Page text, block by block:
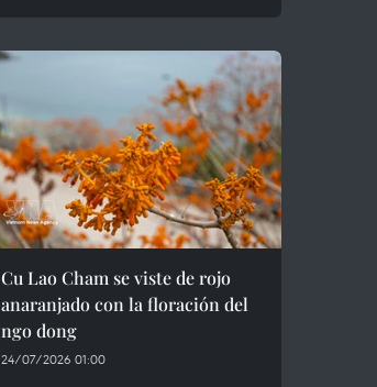
Cu Lao Cham se viste de rojo
anaranjado con la floración del
ngo dong
24/07/2026 01:00